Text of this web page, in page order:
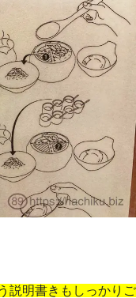
説明書きもしっかりご